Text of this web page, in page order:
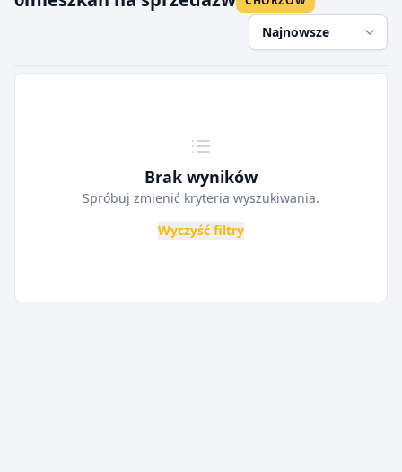
Najnowsze
Brak wyników
Spróbuj zmienić kryteria wyszukiwania.
Wyczyść filtry